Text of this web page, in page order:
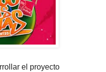
el proyecto